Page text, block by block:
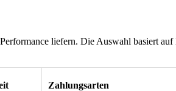
liefern. Die Auswahl basiert
Zahlungsarten